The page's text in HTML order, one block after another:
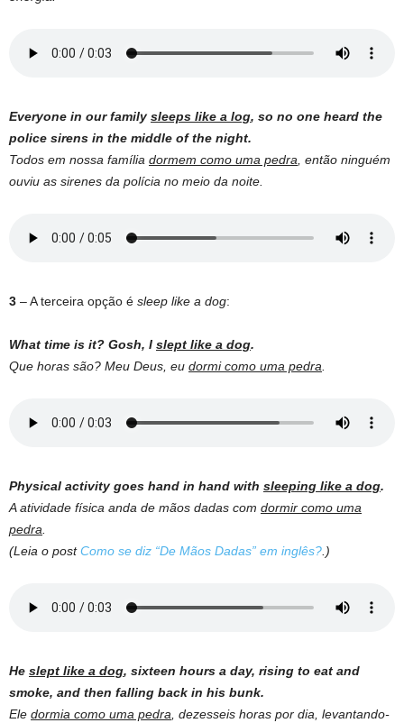
Everyone in our family sleeps like a log, so no one heard the
police sirens in the middle of the night.
Todos em nossa família dormem como uma pedra, então ninguém
ouviu as sirenes da polícia no meio da noite.
3 – A terceira opção é sleep like a dog:
What time is it? Gosh, I slept like a dog.
Que horas são? Meu Deus, eu dormi como uma pedra.
Physical activity goes hand in hand with sleeping like a dog.
A atividade física anda de mãos dadas com dormir como uma
pedra.
(Leia o postComo se diz “De Mãos Dadas” em inglês?.)
He slept like a dog, sixteen hours a day, rising to eat and
smoke, and then falling back in his bunk.
Ele dormia como uma pedra, dezesseis horas por dia, levantando-